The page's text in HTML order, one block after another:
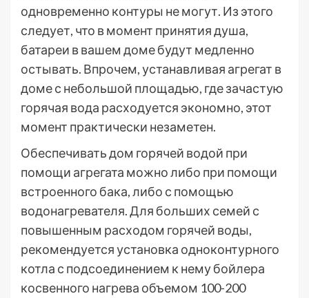
одновременно контуры не могут. Из этого
следует, что в момент принятия душа,
батареи в вашем доме будут медленно
остывать. Впрочем, устанавливая агрегат в
доме с небольшой площадью, где зачастую
горячая вода расходуется экономно, этот
момент практически незаметен.
Обеспечивать дом горячей водой при
помощи агрегата можно либо при помощи
встроенного бака, либо с помощью
водонагревателя. Для больших семей с
повышенным расходом горячей воды,
рекомендуется установка одноконтурного
котла с подсоединением к нему бойлера
косвенного нагрева объемом 100-200